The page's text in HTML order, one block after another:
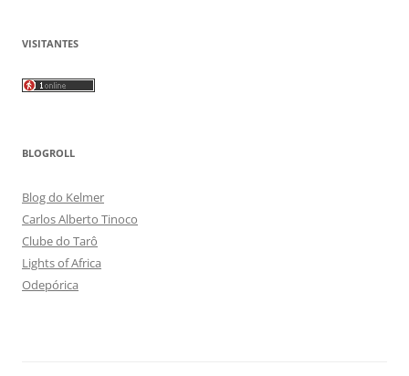
VISITANTES
BLOGROLL
Blog do Kelmer
Carlos Alberto Tinoco
Clube do Tarô
Lights of Africa
Odepórica